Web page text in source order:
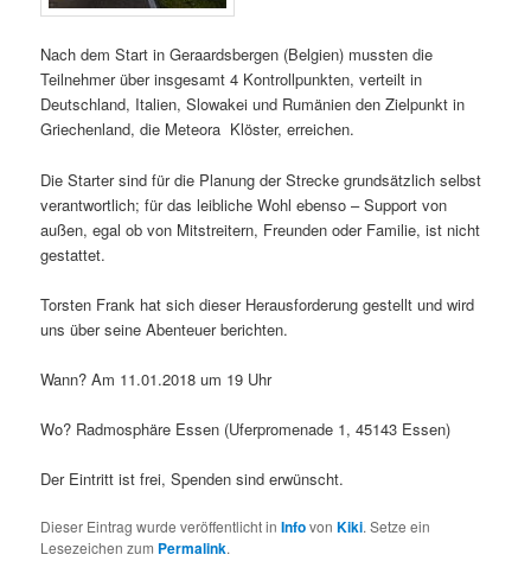
Nach dem Start in Geraardsbergen (Belgien) mussten die
Teilnehmer über insgesamt 4 Kontrollpunkten, verteilt in
Deutschland, Italien, Slowakei und Rumänien den Zielpunkt in
Griechenland, die Meteora Klöster, erreichen.
Die Starter sind für die Planung der Strecke grundsätzlich selbst
verantwortlich; für das leibliche Wohl ebenso – Support von
außen, egal ob von Mitstreitern, Freunden oder Familie, ist nicht
gestattet.
Torsten Frank hat sich dieser Herausforderung gestellt und wird
uns über seine Abenteuer berichten.
Wann? Am 11.01.2018 um 19 Uhr
Wo? Radmosphäre Essen (Uferpromenade 1, 45143 Essen)
Der Eintritt ist frei, Spenden sind erwünscht.
Dieser Eintrag wurde veröffentlicht inInfovonKiki. Setze ein
Lesezeichen zum Permalink.